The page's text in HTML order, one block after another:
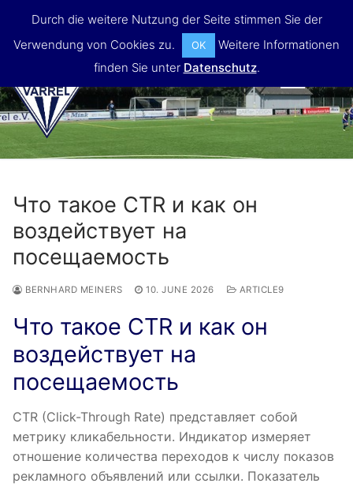
content
Что такое CTR и как он
воздействует на
посещаемость
BERNHARD MEINERS 10. JUNE 2026 ARTICLE9
Что такое CTR и как он
воздействует на
посещаемость
CTR (Click-Through Rate) представляет собой
метрику кликабельности. Индикатор измеряет
отношение количества переходов к числу показов
рекламного объявлений или ссылки. Показатель
Durch die weitere Nutzung der Seite stimmen Sie der
Verwendung von Cookies zu.
OK
Weitere Informationen
finden Sie unter Datenschutz.